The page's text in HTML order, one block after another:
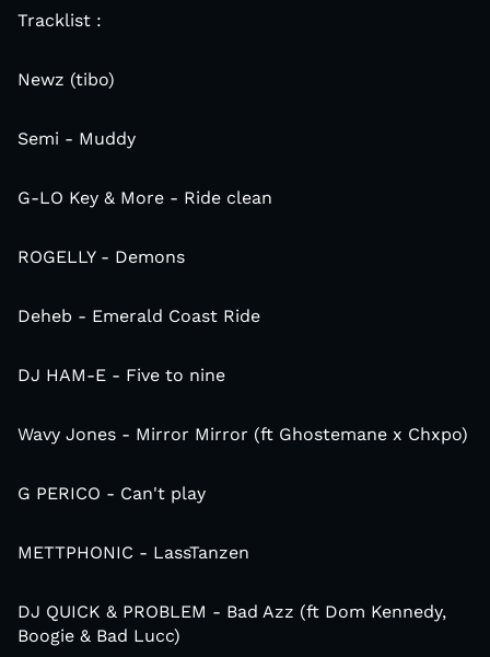
Tracklist :
Newz (tibo)
Semi - Muddy
G-LO Key & More - Ride clean
ROGELLY - Demons
Deheb - Emerald Coast Ride
DJ HAM-E - Five to nine
Wavy Jones - Mirror Mirror (ft Ghostemane x Chxpo)
G PERICO - Can't play
METTPHONIC - LassTanzen
DJ QUICK & PROBLEM - Bad Azz (ft Dom Kennedy,
Boogie & Bad Lucc)